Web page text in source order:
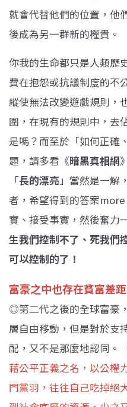
就會代替他們的位置，他
後成為另一群新的權貴。
你我的生命都只是人類歷
費在抱怨或抗議制度的不
縱使無法改變遊戲規則，
圍，在現有的規則中，去
是嗎？而至於「如何正確
題，請多看《暗黑真相網
「長的漂亮」當然是一解
者，希望得到的答案
實、接受事實，然後奮力
生我們控制不了、死我們
可以控制的了！
富豪之中也存在貧富差距
◎第二代之後的全球富豪
層自由移動，但是對於支
配，又不是那麼地認同。
藉公平正義之名，以公權
門黨羽，往往自己吃掉絕